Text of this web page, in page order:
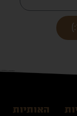
האותיות